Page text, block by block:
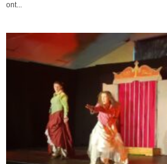
ont...